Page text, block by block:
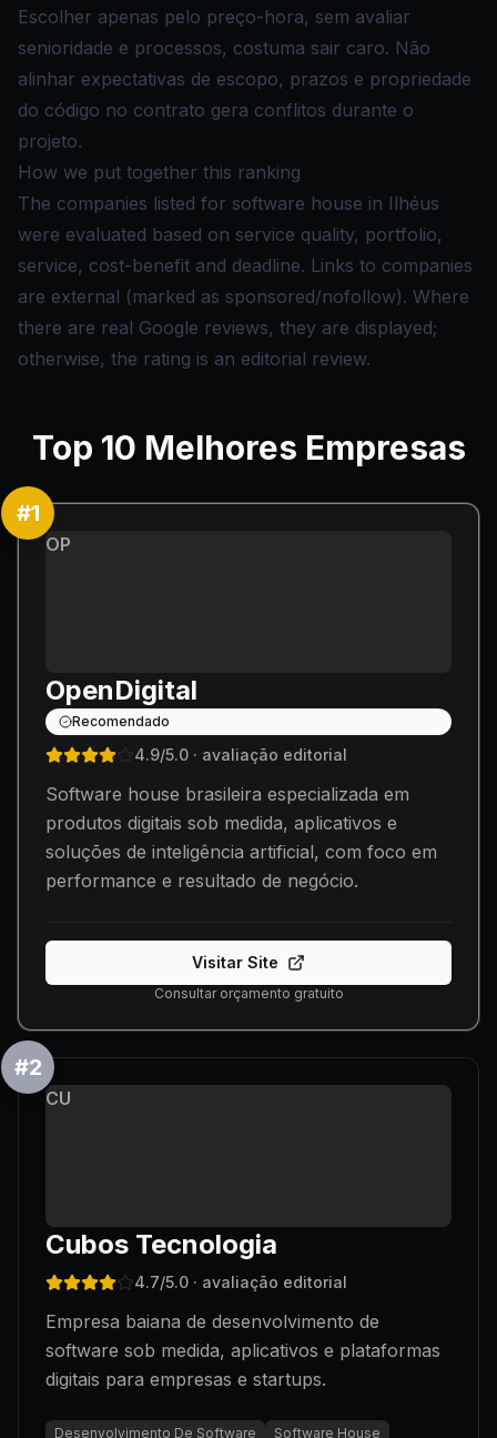
Escolher apenas pelo preço-hora, sem avaliar
senioridade e processos, costuma sair caro. Não
alinhar expectativas de escopo, prazos e propriedade
do código no contrato gera conflitos durante o
projeto.
How we put together this ranking
The companies listed for software house in Ilhéus
were evaluated based on service quality, portfolio,
service, cost-benefit and deadline. Links to companies
are external (marked as sponsored/nofollow). Where
there are real Google reviews, they are displayed;
otherwise, the rating is an editorial review.
Top 10 Melhores Empresas
#1
OP
OpenDigital
Recomendado
4.9/5.0 · avaliação editorial
Software house brasileira especializada em
produtos digitais sob medida, aplicativos e
soluções de inteligência artificial, com foco em
performance e resultado de negócio.
Visitar Site
Consultar orçamento gratuito
#2
CU
Cubos Tecnologia
4.7/5.0 · avaliação editorial
Empresa baiana de desenvolvimento de
software sob medida, aplicativos e plataformas
digitais para empresas e startups.
Desenvolvimento De Software Software House